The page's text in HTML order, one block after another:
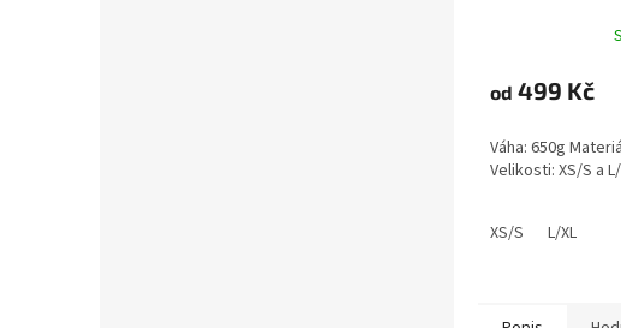
produktu
je
z
5
od 499 Kč
Váha: 650g
Velikosti: XS/S a
XS/S L/XL